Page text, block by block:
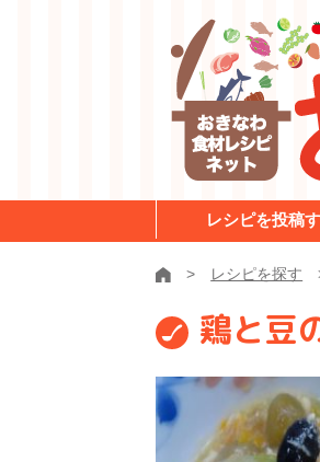
レシピを投稿
レシピを探す
鶏と豆